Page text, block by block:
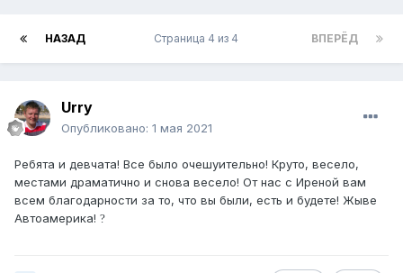
НАЗАД ВПЕРЁД
Страница 4 из 4
Urry
Опубликовано: 1 мая 2021
Ребята и девчата! Все было очешуительно! Круто, весело,
местами драматично и снова весело! От нас с Иреной вам
всем благодарности за то, что вы были, есть и будете! Жыве
Автоамерика! ?